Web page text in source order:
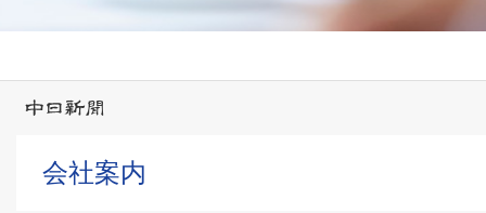
会社案内